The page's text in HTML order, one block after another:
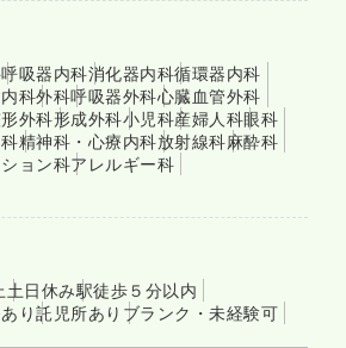
呼吸器内科消化器内科循環器内科
科外科呼吸器外科心臓血管外科
外科形成外科小児科産婦人科眼科
精神科・心療内科放射線科麻酔科
ョン科アレルギー科
土日休み駅徒歩５分以内
り託児所あり ブランク・未経験可